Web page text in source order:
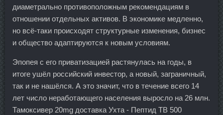
диаметрально противоположным рекомендациям в
отношении отдельных активов. В экономике медленно,
но всё-таки происходят структурные изменения, бизнес
и общество адаптируются к новым условиям.
Эпопея с его приватизацией растянулась на годы, в
итоге ушёл российский инвестор, а новый, заграничный,
так и не нашёлся. А это значит, что в течение всего 14
лет число неработающего населения выросло на 26 млн.
Тамоксивер 20mg доставка Ухта - Пептид TB 500